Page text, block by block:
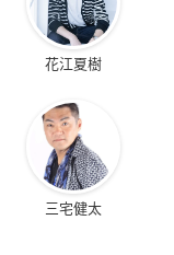
花江夏樹
三宅健太